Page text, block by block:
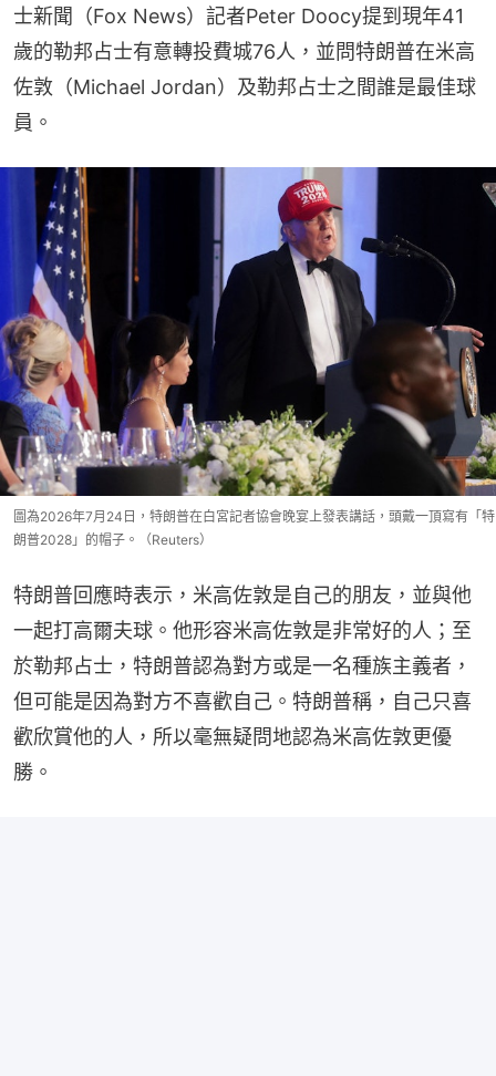
士新聞（Fox News）記者Peter Doocy提到現年41
歲的勒邦占士有意轉投費城76人，並問特朗普在米高
佐敦（Michael Jordan）及勒邦占士之間誰是最佳球
員。
圖為2026年7月24日，特朗普在白宮記者協會晚宴上發表講話，頭戴一頂寫有「特
朗普2028」的帽子。（Reuters）
特朗普回應時表示，米高佐敦是自己的朋友，並與他
一起打高爾夫球。他形容米高佐敦是非常好的人；至
於勒邦占士，特朗普認為對方或是一名種族主義者，
但可能是因為對方不喜歡自己。特朗普稱，自己只喜
歡欣賞他的人，所以毫無疑問地認為米高佐敦更優
勝。